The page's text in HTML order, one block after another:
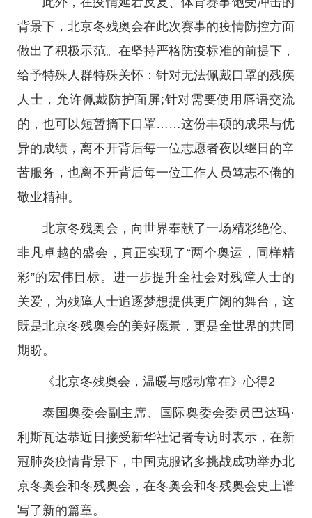
背景下，北京冬残奥会在此次赛事的疫情防控方面
做出了积极示范。在坚持严格防疫标准的前提下，
给予特殊人群特殊关怀：针对无法佩戴口罩的残疾
人士，允许佩戴防护面屏;针对需要使用唇语交流
的，也可以短暂摘下口罩……这份丰硕的成果与优
异的成绩，离不开背后每一位志愿者夜以继日的辛
苦服务，也离不开背后每一位工作人员笃志不倦的
敬业精神。
北京冬残奥会，向世界奉献了一场精彩绝伦、
非凡卓越的盛会，真正实现了“两个奥运，同样精
彩”的宏伟目标。进一步提升全社会对残障人士的
关爱，为残障人士追逐梦想提供更广阔的舞台，这
既是北京冬残奥会的美好愿景，更是全世界的共同
期盼。
《北京冬残奥会，温暖与感动常在》心得2
泰国奥委会副主席、国际奥委会委员巴达玛·
利斯瓦达恭近日接受新华社记者专访时表示，在新
冠肺炎疫情背景下，中国克服诸多挑战成功举办北
京冬奥会和冬残奥会，在冬奥会和冬残奥会史上谱
写了新的篇章。